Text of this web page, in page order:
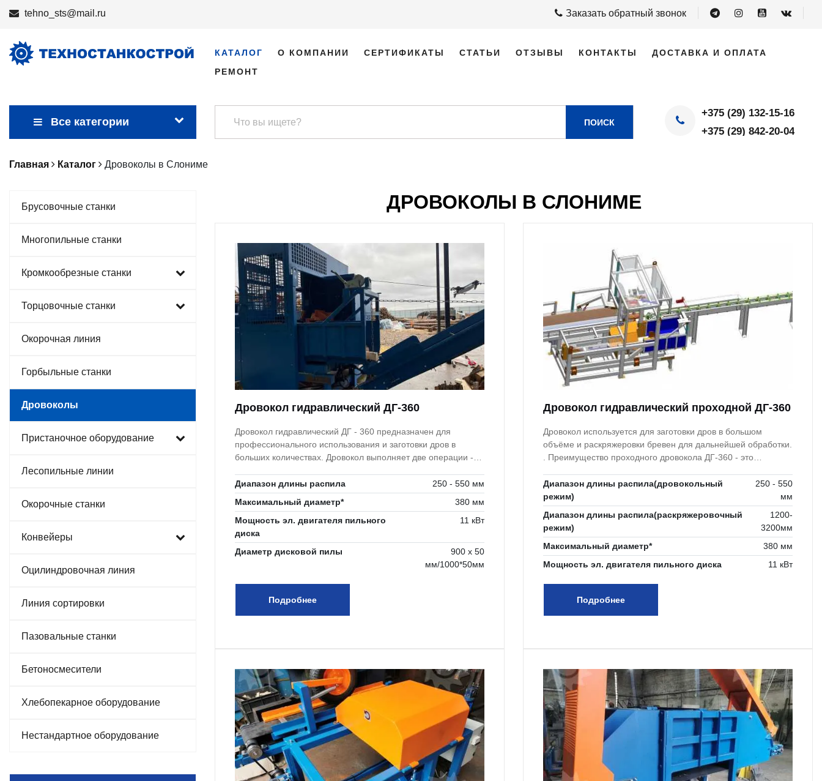
tehno_sts@mail.ru Заказать обратный звонок
КАТАЛОГ О КОМПАНИИ СЕРТИФИКАТЫ СТАТЬИ ОТЗЫВЫ КОНТАКТЫ
ДОСТАВКА И ОПЛАТА
РЕМОНТ
Все категории ПОИСК
+375 (29) 132-15-16
+375 (29) 842-20-04
Главная Каталог Дровоколы в Слониме
Брусовочные станки
Многопильные станки
Кромкообрезные станки
Торцовочные станки
Окорочная линия
Горбыльные станки
Дровоколы
Пристаночное оборудование
Лесопильные линии
Окорочные станки
Конвейеры
Оцилиндровочная линия
Линия сортировки
Пазовальные станки
Бетоносмесители
Хлебопекарное оборудование
Нестандартное оборудование
ДРОВОКОЛЫ В СЛОНИМЕ
Дровокол гидравлический ДГ-360
Дровокол гидравлический ДГ - 360 предназначен для
профессионального использования и заготовки дров в
больших количествах. Дровокол выполняет две операции -
и 8 частей.
Диапазон длины распила
250 - 550 мм
Максимальный диаметр*
380 мм
Мощность эл. двигателя пильного
диска
11 кВт
Диаметр дисковой пилы
900 х 50
мм/1000*50мм
Подробнее
Дровокол гидравлический проходной ДГ-360
Дровокол используется для заготовки дров в большом
объёме и раскряжеровки бревен для дальнейшей обработки.
. Преимущество проходного дровокола ДГ-360 - это
в работу, а из остального(кривое, с сучками, гнилое)
получить дрова.
Диапазон длины распила(дровокольный
режим)
250 - 550
мм
Диапазон длины распила(раскряжеровочный
режим)
1200-
3200мм
Максимальный диаметр*
380 мм
Мощность эл. двигателя пильного диска
11 кВт
Подробнее